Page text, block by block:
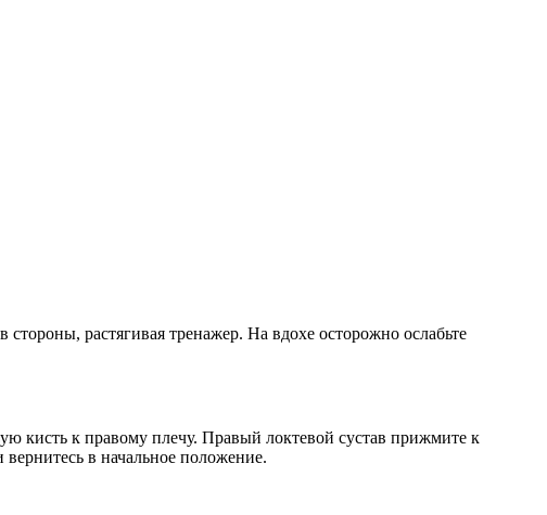
растягивая тренажер. На вдохе осторожно ослабьте
кисть к правому плечу. Правый локтевой сустав прижмите к
вернитесь в начальное положение.